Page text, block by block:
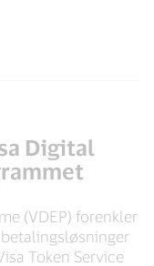
Digital
(VDEP) forenkler
Token Service